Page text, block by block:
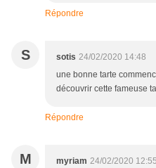
Répondre
S sotis 24/02/2020 14:48
une bonne tarte
découvrir cette fameuse
Répondre
M myriam 24/02/2020 12:55